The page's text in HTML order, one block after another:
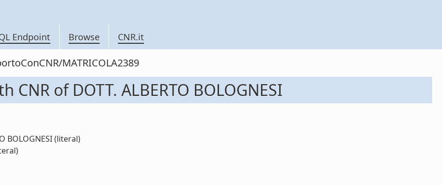
Endpoint Browse CNR.it
MATRICOLA2389
of DOTT. ALBERTO BOLOGNESI
BOLOGNESI (literal)